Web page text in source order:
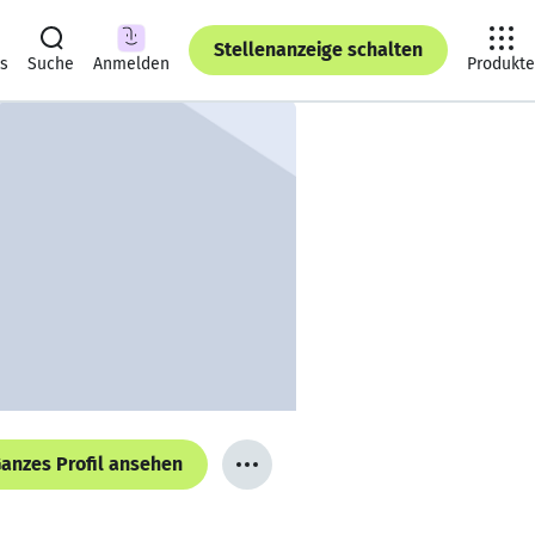
Suche Anmelden
Stellenanzeige schalten
Produkte
Profil ansehen